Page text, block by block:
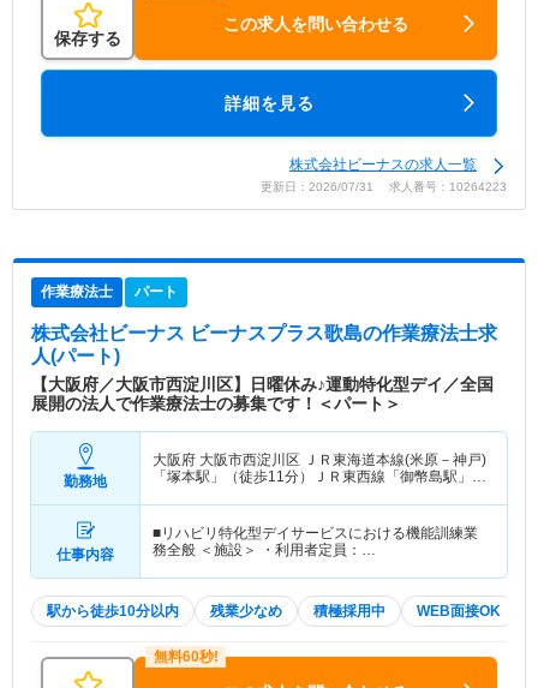
保存する
この求人を問い合わせる
詳細を見る
株式会社ビーナスの求人一覧
更新日：2026/07/31 求人番号：10264223
作業療法士 パート
株式会社ビーナス ビーナスプラス歌島の作業療法士求
人(パート)
【大阪府／大阪市西淀川区】日曜休み♪運動特化型デイ／全国
展開の法人で作業療法士の募集です！＜パート＞
勤務地
大阪府 大阪市西淀川区 ＪＲ東海道本線(米原－神戸)
「塚本駅」（徒歩11分）ＪＲ東西線「御幣島駅」
仕事内容
■リハビリ特化型デイサービスにおける機能訓練業
務全般 ＜施設＞ ・利用者定員：…
駅から徒歩10分以内 残業少なめ 積極採用中 WEB面接OK